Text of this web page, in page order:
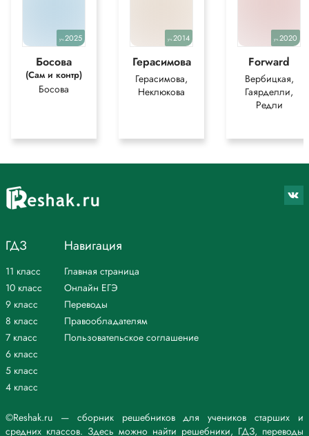
уч.2025
Босова
(Сам и контр)
Босова
уч.2014
Герасимова
Герасимова,
Неклюкова
уч.2020
Forward
Вербицкая,
Гаярделли,
Редли
©Reshak.ru — сборник решебников для учеников старших и
средних классов. Здесь можно найти решебники, ГДЗ, переводы
ГДЗ
11 класс
10 класс
9 класс
8 класс
7 класс
6 класс
5 класс
4 класс
Навигация
Главная страница
Онлайн ЕГЭ
Переводы
Правообладателям
Пользовательское соглашение